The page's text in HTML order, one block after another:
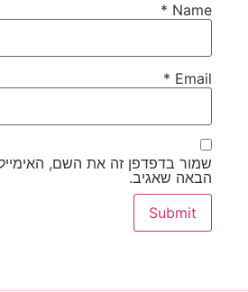
Name
*
Email
*
שמור בדפדפן זה את השם,
הבאה שאגיב.